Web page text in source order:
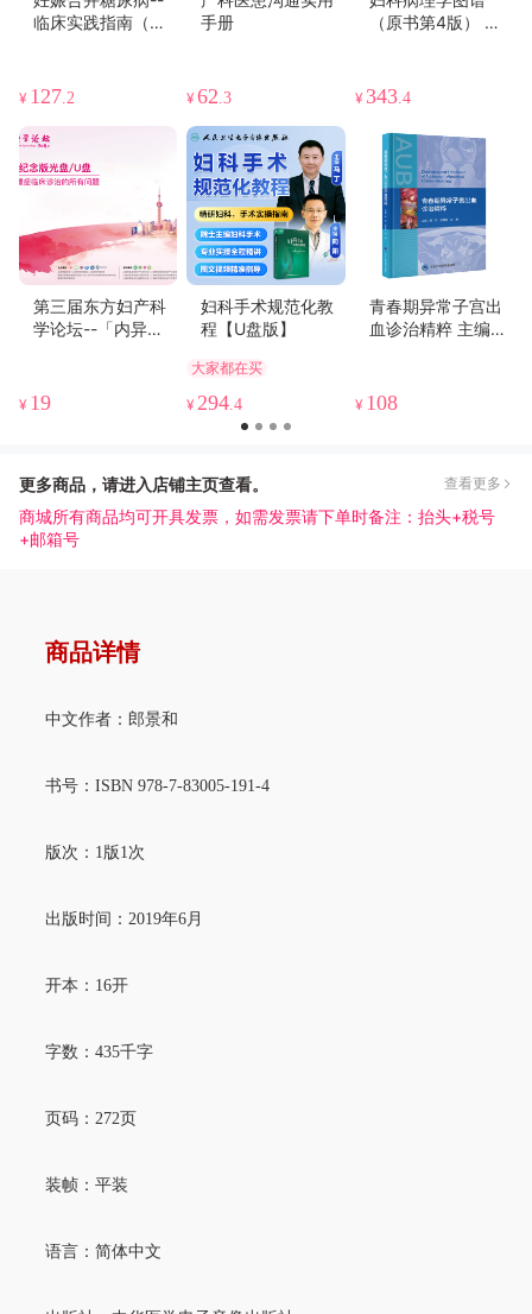
临床实践指南（第3
¥ 127.2
手册
¥62.3
（原书第4版） 江
著
¥ 343.4
第三届东方妇产科
学论坛--「内异症
¥ 19
妇科手术规范化教
程【U盘版】
大家都在买
¥ 294 .4
青春期异常子宫出
血诊治精粹 主编：
¥ 108
查看更多
更多商品，请进入店铺主页查看。
商城所有商品均可开具发票，如需发票请下单时备注：抬头+税号
+邮箱号
商品详情
中文作者：郎景和
书号： ISBN 978-7-83005-191-4
版次： 1版1次
出版时间： 2019年6月
开本： 16开
字数： 435千字
页码： 272页
装帧：平装
语言：简体中文